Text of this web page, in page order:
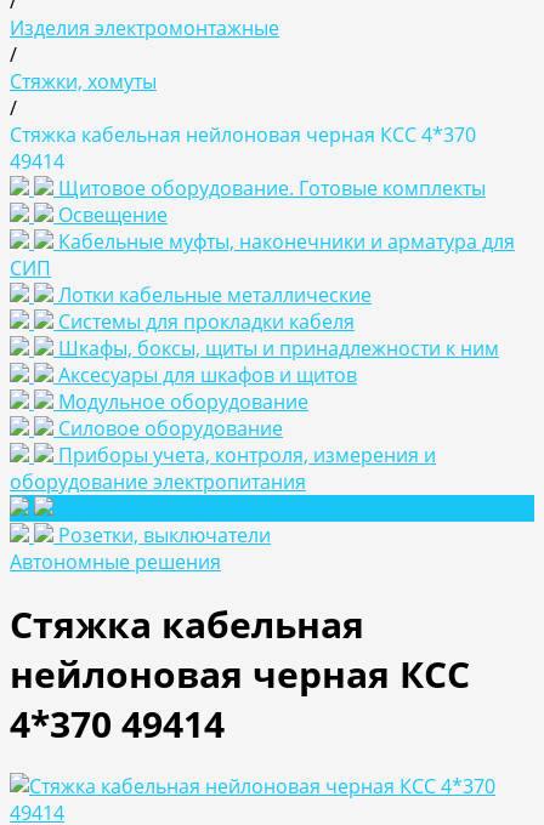
Изделия электромонтажные
/
Стяжки, хомуты
/
Стяжка кабельная нейлоновая черная КСС 4*370
49414
Щитовое оборудование. Готовые комплекты
Освещение
Кабельные муфты, наконечники и арматура для
СИП
Лотки кабельные металлические
Системы для прокладки кабеля
Шкафы, боксы, щиты и принадлежности к ним
Аксесуары для шкафов и щитов
Модульное оборудование
Силовое оборудование
Приборы учета, контроля, измерения и
оборудование электропитания
Розетки, выключатели
Автономные решения
Стяжка кабельная
нейлоновая черная КСС
4*370 49414